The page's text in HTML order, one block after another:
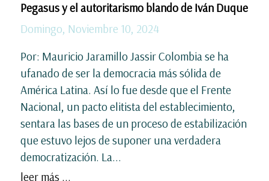
Pegasus y el autoritarismo blando de Iván Duque
Domingo, Noviembre 10, 2024
Por: Mauricio Jaramillo Jassir Colombia se ha
ufanado de ser la democracia más sólida de
América Latina. Así lo fue desde que el Frente
Nacional, un pacto elitista del establecimiento,
sentara las bases de un proceso de estabilización
que estuvo lejos de suponer una verdadera
democratización. La...
leer más ...